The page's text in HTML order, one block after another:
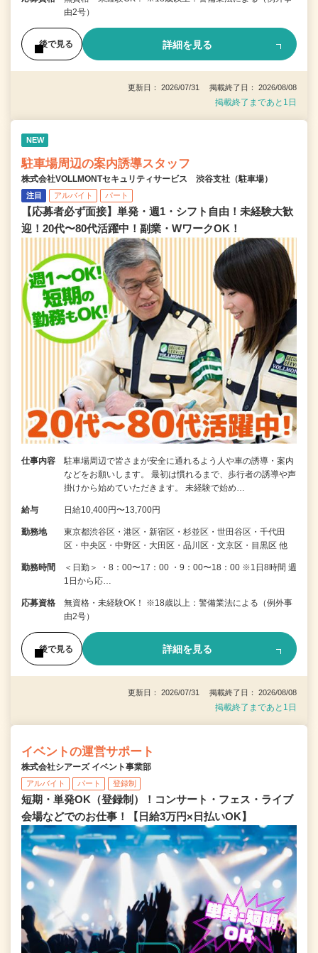
由2号）
後で見る 詳細を見る
更新日： 2026/07/31 掲載終了日： 2026/08/08
掲載終了まであと1日
NEW
駐車場周辺の案内誘導スタッフ
株式会社VOLLMONTセキュリティサービス 渋谷支社（駐車場）
注目 アルバイト パート
【応募者必ず面接】単発・週1・シフト自由！未経験大歓
迎！20代〜80代活躍中！副業・WワークOK！
仕事内容
駐車場周辺で皆さまが安全に通れるよう人や車の誘導・案内
などをお願いします。 最初は慣れるまで、歩行者の誘導や声
掛けから始めていただきます。 未経験で始め…
給与 日給10,400円〜13,700円
勤務地
東京都渋谷区・港区・新宿区・杉並区・世田谷区・千代田
区・中央区・中野区・大田区・品川区・文京区・目黒区 他
勤務時間
＜日勤＞ ・8：00〜17：00 ・9：00〜18：00 ※1日8時間 週
1日から応…
応募資格
無資格・未経験OK！ ※18歳以上：警備業法による（例外事
由2号）
後で見る 詳細を見る
更新日： 2026/07/31 掲載終了日： 2026/08/08
掲載終了まであと1日
イベントの運営サポート
株式会社シアーズ イベント事業部
アルバイト パート 登録制
短期・単発OK（登録制）！コンサート・フェス・ライブ
会場などでのお仕事！【日給3万円×日払いOK】